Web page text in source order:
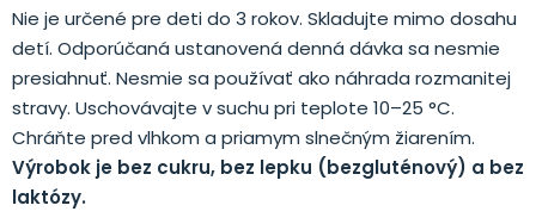
Nie je určené pre deti do 3 rokov. Skladujte mimo dosahu
detí. Odporúčaná ustanovená denná dávka sa nesmie
presiahnuť. Nesmie sa používať ako náhrada rozmanitej
stravy. Uschovávajte v suchu pri teplote 10–25 °C.
Chráňte pred vlhkom a priamym slnečným žiarením.
Výrobok je bez cukru, bez lepku (bezgluténový) a bez
laktózy.